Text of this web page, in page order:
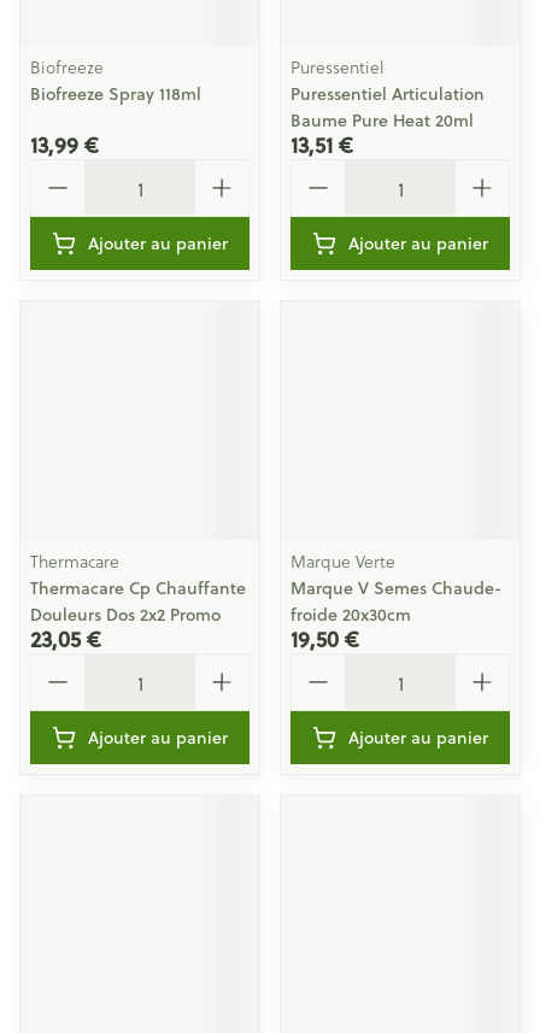
Biofreeze
Biofreeze Spray 118ml
13,99 €
Ajouter au panier
Puressentiel
Puressentiel Articulation
Baume Pure Heat 20ml
13,51 €
Ajouter au panier
Thermacare
Thermacare Cp Chauffante
Douleurs Dos 2x2 Promo
23,05 €
Ajouter au panier
Marque Verte
Marque V Semes Chaude-
froide 20x30cm
19,50 €
Ajouter au panier